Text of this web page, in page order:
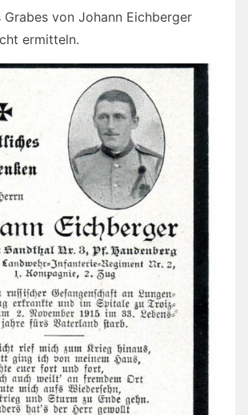
Grabes von Johann Eichberger
ermitteln.